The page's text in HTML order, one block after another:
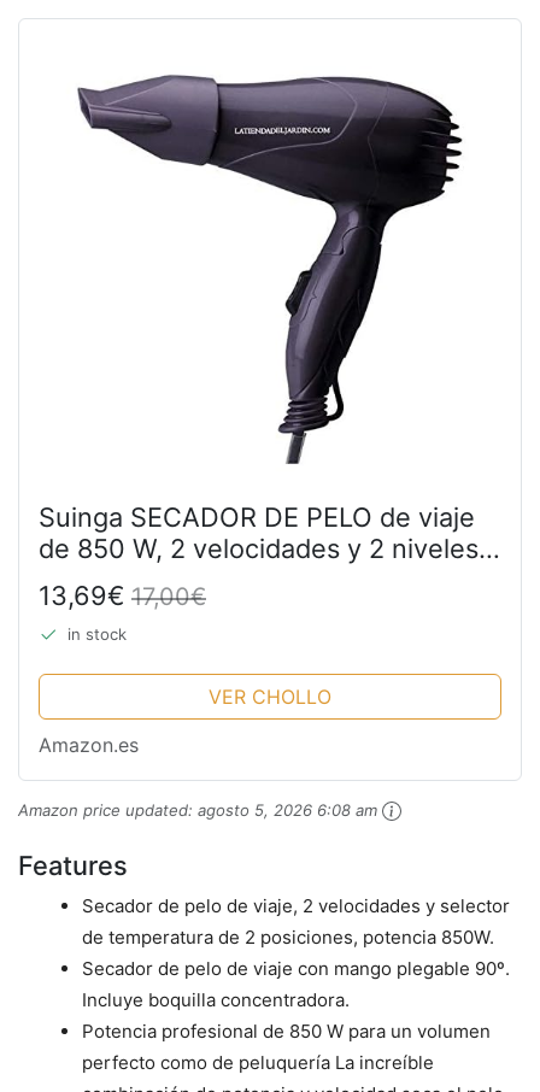
Suinga SECADOR DE PELO de viaje
de 850 W, 2 velocidades y 2 niveles
de temperatura. Incluye boquilla
concentradora
13,69€ 17,00€
in stock
VER CHOLLO
Amazon.es
Amazon price updated: agosto 5, 2026 6:08 am
Features
Secador de pelo de viaje, 2 velocidades y selector
de temperatura de 2 posiciones, potencia 850W.
Secador de pelo de viaje con mango plegable 90º.
Incluye boquilla concentradora.
Potencia profesional de 850 W para un volumen
perfecto como de peluquería La increíble